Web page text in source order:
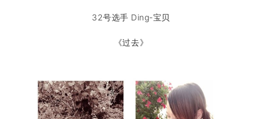
32号选手 Ding-宝贝
《过去》